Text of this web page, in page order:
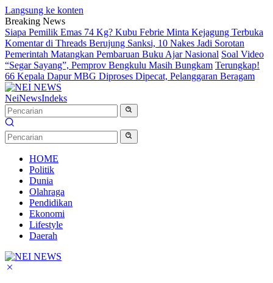
Langsung ke konten
Breaking News
Siapa Pemilik Emas 74 Kg? Kubu Febrie Minta Kejagung Terbuka
Komentar di Threads Berujung Sanksi, 10 Nakes Jadi Sorotan
Pemerintah Matangkan Pembaruan Buku Ajar Nasional Soal Video
“Segar Sayang”, Pemprov Bengkulu Masih Bungkam Terungkap!
66 Kepala Dapur MBG Diproses Dipecat, Pelanggaran Beragam
NeiNewsIndeks
HOME
Politik
Dunia
Olahraga
Pendidikan
Ekonomi
Lifestyle
Daerah